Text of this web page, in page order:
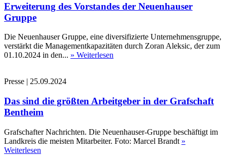
Erweiterung des Vorstandes der Neuenhauser
Gruppe
Die Neuenhauser Gruppe, eine diversifizierte Unternehmensgruppe,
verstärkt die Managementkapazitäten durch Zoran Aleksic, der zum
01.10.2024 in den... » Weiterlesen
Presse | 25.09.2024
Das sind die größten Arbeitgeber in der Grafschaft
Bentheim
Grafschafter Nachrichten. Die Neuenhauser-Gruppe beschäftigt im
Landkreis die meisten Mitarbeiter. Foto: Marcel Brandt »
Weiterlesen